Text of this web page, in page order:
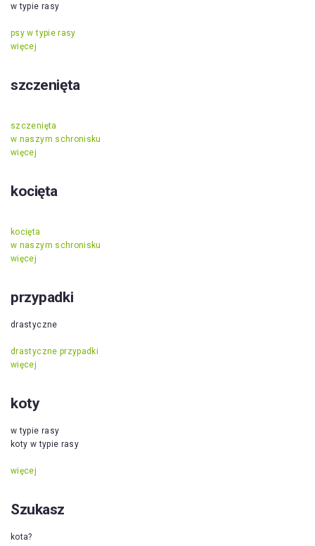
w typie rasy
psy w typie rasy
więcej
szczenięta
szczenięta
w naszym schronisku
więcej
kocięta
kocięta
w naszym schronisku
więcej
przypadki
drastyczne
drastyczne przypadki
więcej
koty
w typie rasy
koty w typie rasy
więcej
Szukasz
kota?